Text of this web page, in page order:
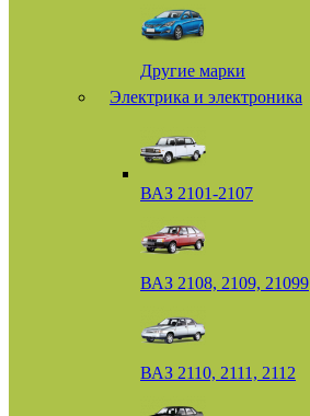
Другие марки
Электрика и электроника
ВАЗ 2101-2107
ВАЗ 2108, 2109, 21099
ВАЗ 2110, 2111, 2112